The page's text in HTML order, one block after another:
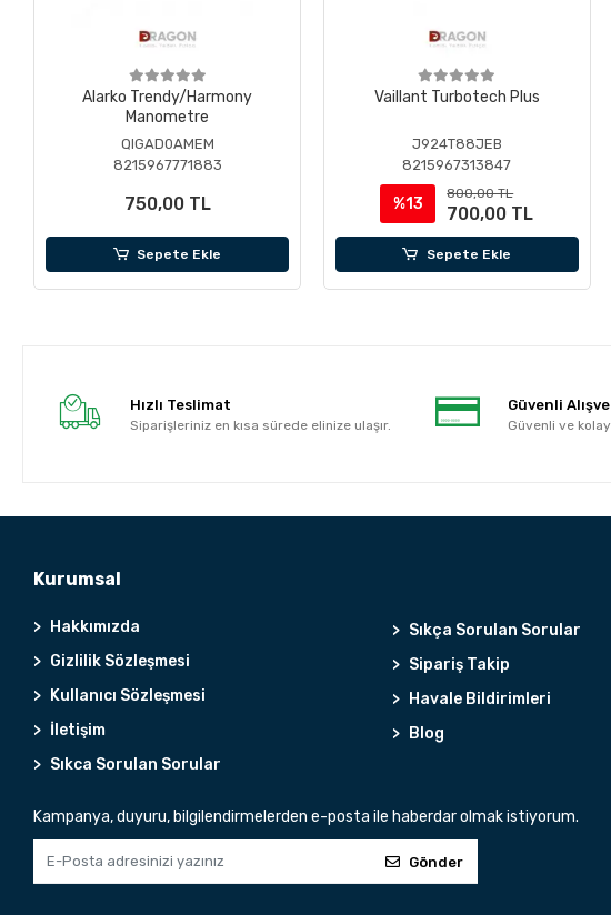
Alarko Trendy/Harmony
Manometre
QIGAD0AMEM
8215967771883
750,00 TL
Sepete Ekle
Vaillant Turbotech Plus
J924T88JEB
8215967313847
%13
800,00 TL
700,00 TL
Sepete Ekle
Hızlı Teslimat
Siparişleriniz en kısa sürede elinize ulaşır.
Güvenli
Güvenli ve
Kurumsal
Hakkımızda
Gizlilik Sözleşmesi
Kullanıcı Sözleşmesi
İletişim
Sıkca Sorulan Sorular
Sıkça Sorulan Sorular
Sipariş Takip
Havale Bildirimleri
Blog
Kampanya, duyuru, bilgilendirmelerden e-posta ile haberdar olmak istiyorum.
Gönder